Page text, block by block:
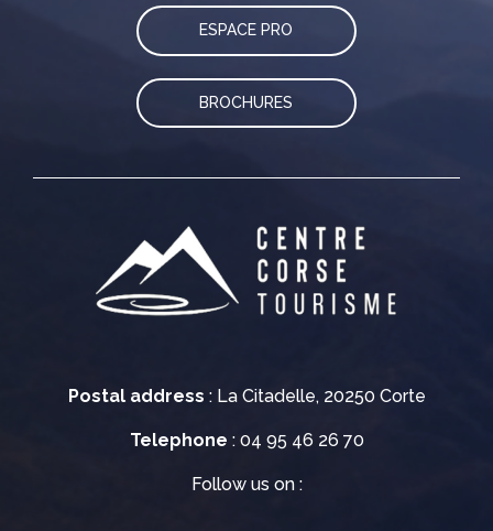
Postal address : La Citadelle, 20250 Corte
Telephone : 04 95 46 26 70
Follow us on :
ESPACE PRO
BROCHURES